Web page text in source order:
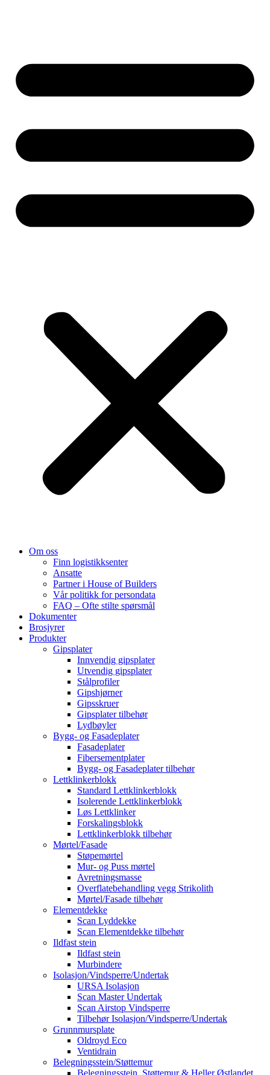
Om oss
Finn logistikksenter
Ansatte
Partner i House of Builders
Vår politikk for persondata
FAQ – Ofte stilte spørsmål
Dokumenter
Brosjyrer
Produkter
Gipsplater
Innvendig gipsplater
Utvendig gipsplater
Stålprofiler
Gipshjørner
Gipsskruer
Gipsplater tilbehør
Lydbøyler
Bygg- og Fasadeplater
Fasadeplater
Fibersementplater
Bygg- og Fasadeplater tilbehør
Lettklinkerblokk
Standard Lettklinkerblokk
Isolerende Lettklinkerblokk
Løs Lettklinker
Forskalingsblokk
Lettklinkerblokk tilbehør
Mørtel/Fasade
Støpemørtel
Mur- og Puss mørtel
Avretningsmasse
Overflatebehandling vegg Strikolith
Mørtel/Fasade tilbehør
Elementdekke
Scan Lyddekke
Scan Elementdekke tilbehør
Ildfast stein
Ildfast stein
Murbindere
Isolasjon/Vindsperre/Undertak
URSA Isolasjon
Scan Master Undertak
Scan Airstop Vindsperre
Tilbehør Isolasjon/Vindsperre/Undertak
Grunnmursplate
Oldroyd Eco
Ventidrain
Belegningsstein/Støttemur
Belegningsstein, Støttemur & Heller Østlandet